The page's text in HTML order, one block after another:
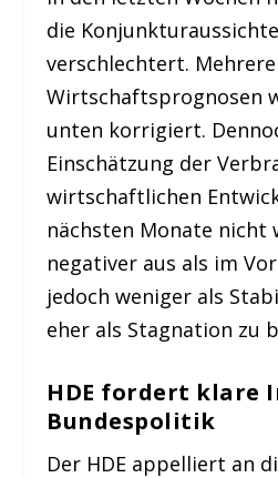
die
verschlechtert. Mehrere
Wirtschaftsprognosen
unten korrigiert.
Einschätzung der
wirtschaftlichen
nächsten Monate nicht
negativer aus als im
jedoch weniger als
eher als Stagnation zu
HDE fordert klare
Bundespolitik
Der HDE appelliert an